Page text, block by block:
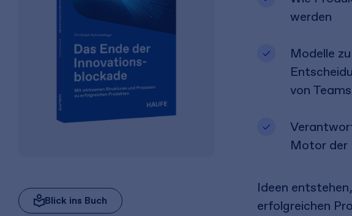
Blick ins Buch
werden
Modelle
von Teams
Motor der
Ideen
erfolgreichen